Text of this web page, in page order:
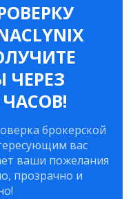
ЧЕРЕЗ
брокерской
вас
ваши пожелания
прозрачно и